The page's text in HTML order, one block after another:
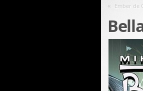
« Ember de